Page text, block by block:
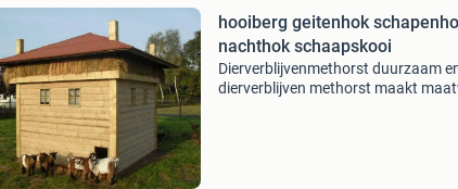
hooiberg geitenhok
nachthok schaapskooi
Dierverblijvenmethorst duurzaam
dierverblijven methorst maakt